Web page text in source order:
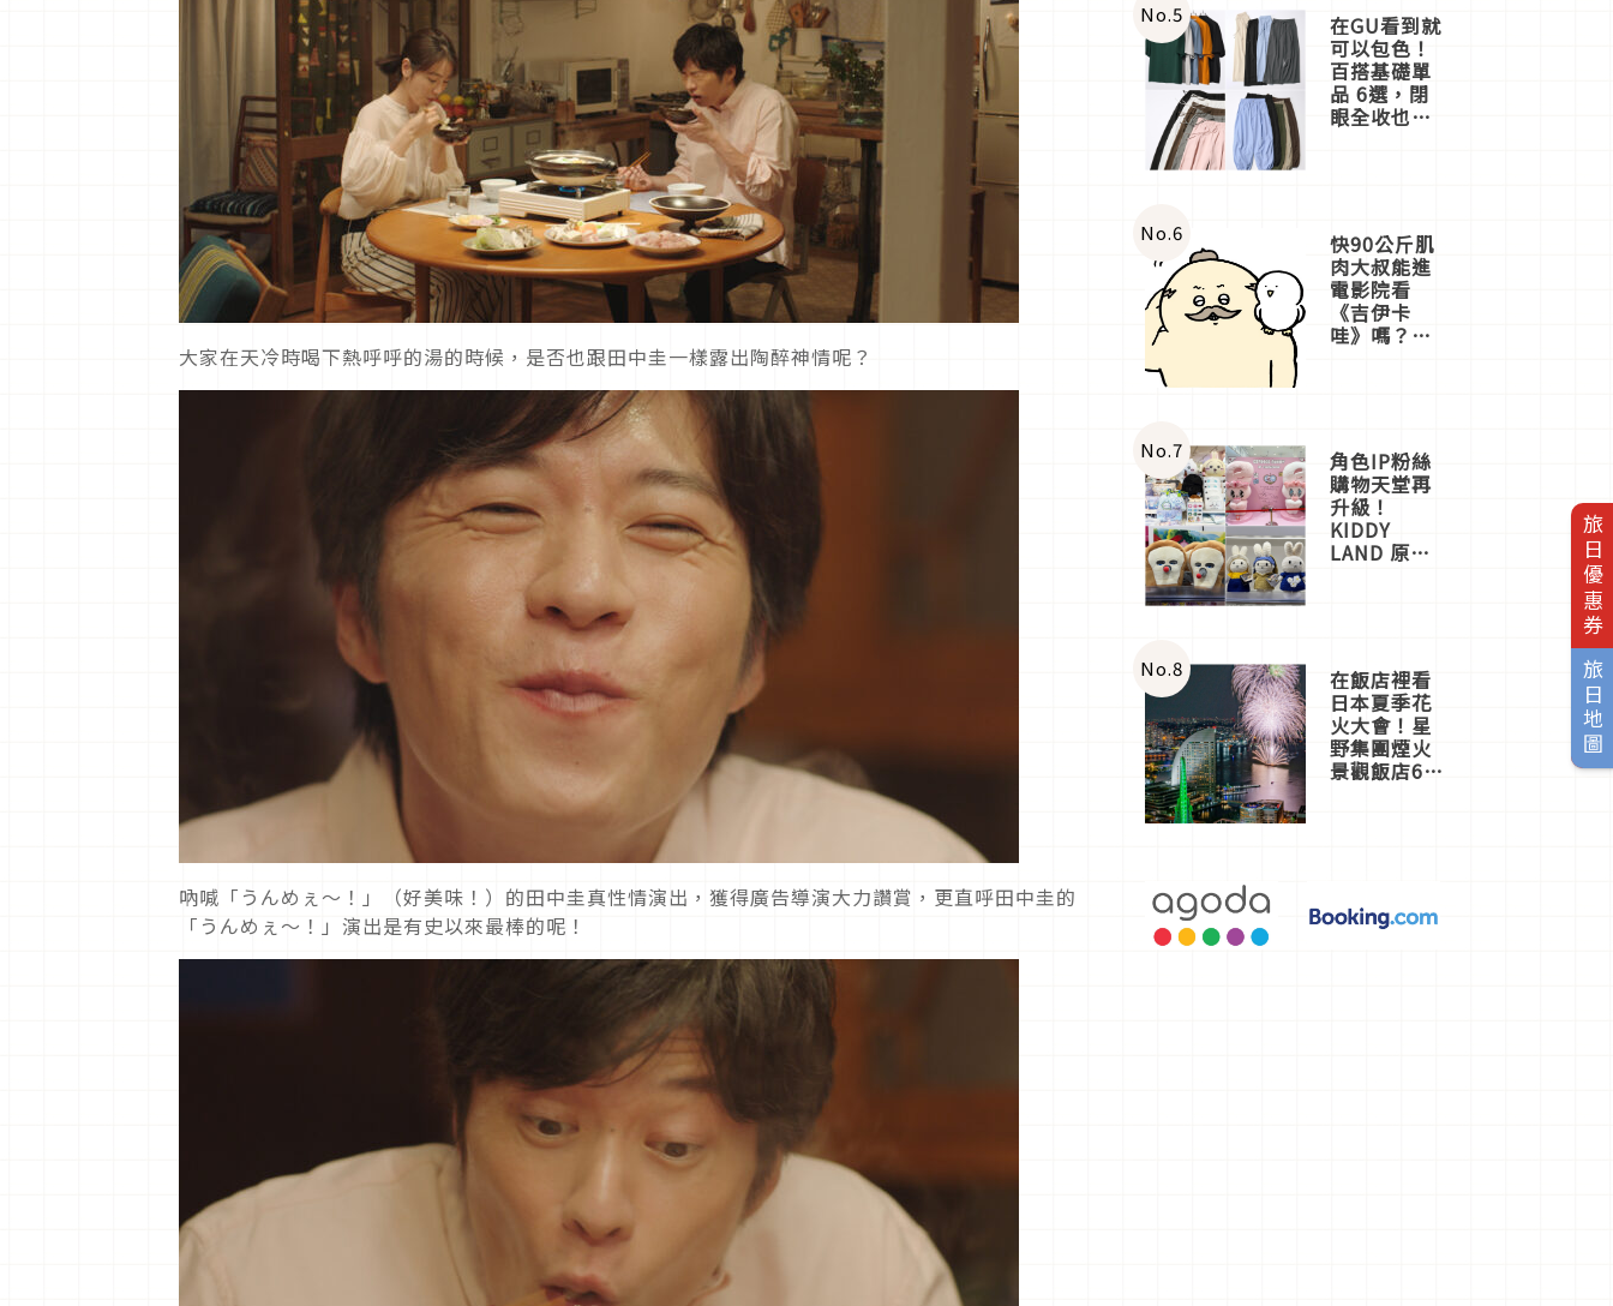
旅日優惠券
旅日地圖
大家在天冷時喝下熱呼呼的湯的時候，是否也跟田中圭一樣露出陶醉神情呢？
吶喊「うんめぇ〜！」（好美味！）的田中圭真性情演出，獲得廣告導演大力讚賞，更直呼田中圭的
「うんめぇ〜！」演出是有史以來最棒的呢！
No.5 在GU看到就
可以包色！
百搭基礎單
品 6選，閉
眼全收也不
No.6 快90公斤肌
肉大叔能進
電影院看
《吉伊卡
哇》嗎？日
一同給出了
答案
No.7 角色IP粉絲
購物天堂再
升級！
KIDDY
LAND 原宿
店3分即達
No.8 在飯店裡看
日本夏季花
火大會！星
野集團煙火
景觀飯店6